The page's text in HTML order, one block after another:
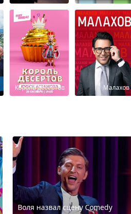
Король десертов Малахов
Воля назвал сцену Comedy